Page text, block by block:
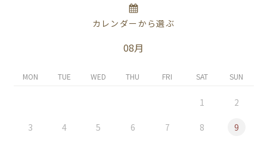
カレンダーから選ぶ
08月
MON TUE WED THU FRI SAT SUN
1 2
3 4 5 6 7 8 9